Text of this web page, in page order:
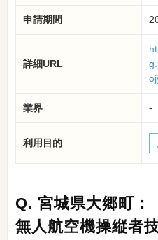
申請期間
詳細URL
業界 -
利用目的
Q. 宮城県大郷町：
無人航空機操縦者